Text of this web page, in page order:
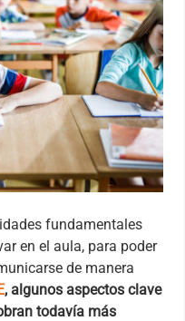
fundamentales
en el aula, para poder
de manera
, algunos aspectos clave
todavía más